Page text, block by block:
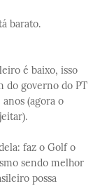
barato.
é baixo, isso
do governo do PT
(agora o
faz o Golf o
sendo melhor
possa